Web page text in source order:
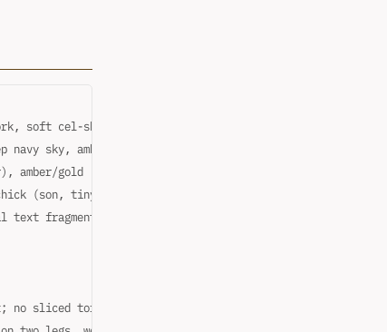
soft cel-shading
sky, amber dawn at horizon, pine trees dusted with
amber/gold (sword glow, runes, awakening light), ice-
(son, tiny scarf), red-brown fox (agent/companion)
fragments, "ENTWURF" rune letters, CRT monitors in
no sliced torso, disconnected limbs, or body passing